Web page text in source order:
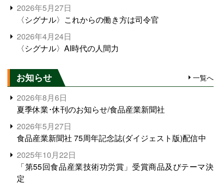
2026年5月27日
〈シグナル〉これからの働き方は司令官
2026年4月24日
〈シグナル〉AI時代の人間力
お知らせ 一覧へ
2026年8月6日
夏季休業･休刊のお知らせ/食品産業新聞社
2026年5月27日
食品産業新聞社 75周年記念誌(ダイジェスト版)配信中
2025年10月22日
「第55回食品産業技術功労賞」受賞商品及びテーマ決
定